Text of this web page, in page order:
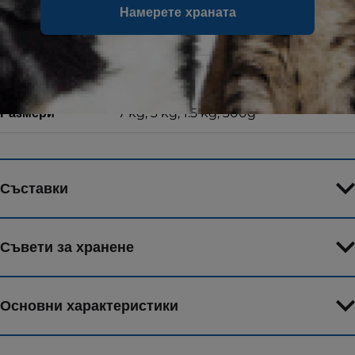
Намерете храната
Форма на хранатаСуха храна
Вкус с пилешко
Размери 7 kg, 3 kg, 1.5 kg, 300g
Съставки
Съвети за хранене
Основни характеристики